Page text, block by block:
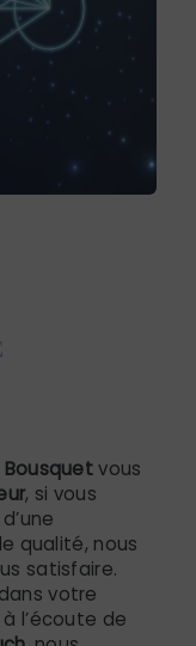
vous
, si vous
qualité, nous
satisfaire.
votre
l’écoute de